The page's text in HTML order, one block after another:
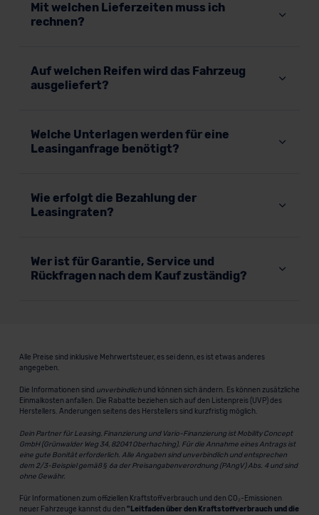
Mit welchen Lieferzeiten muss ich
rechnen?
Auf welchen Reifen wird das Fahrzeug
ausgeliefert?
Welche Unterlagen werden für eine
Leasinganfrage benötigt?
Wie erfolgt die Bezahlung der
Leasingraten?
Wer ist für Garantie, Service und
Rückfragen nach dem Kauf zuständig?
Alle Preise sind inklusive Mehrwertsteuer, es sei denn, es ist etwas anderes
angegeben.
Die Informationen sind unverbindlichund können sich ändern. Es können zusätzliche
Einmalkosten anfallen. Die Rabatte beziehen sich auf den Listenpreis (UVP) des
Herstellers. Änderungen seitens des Herstellers sind kurzfristig möglich.
Dein Partner für Leasing, Finanzierung und Vario-Finanzierung ist Mobility Concept
GmbH (Grünwalder Weg 34, 82041 Oberhaching). Für die Annahme eines Antrags ist
eine gute Bonität erforderlich. Alle Angaben sind unverbindlich und entsprechen
dem 2/3-Beispiel gemäß § 6a der Preisangabenverordnung (PAngV) Abs. 4 und sind
ohne Gewähr.
Für Informationen zum offiziellen Kraftstoffverbrauch und den CO₂-Emissionen
neuer Fahrzeuge kannst du den "Leitfaden über den Kraftstoffverbrauch und die